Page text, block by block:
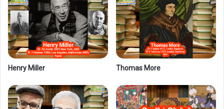
l
i
k
l
e
r
iHenry Miller Thomas More